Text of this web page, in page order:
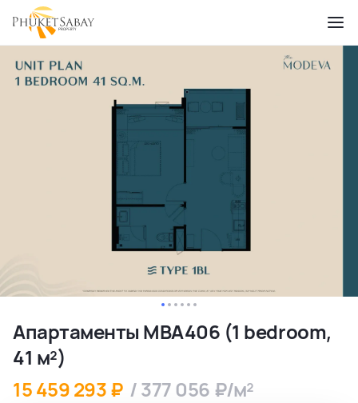
Апартаменты MBA406 (1 bedroom,
41 м²)
15 459 293 ₽ / 377 056 ₽/м²